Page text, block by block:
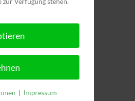
legen
| Impressum